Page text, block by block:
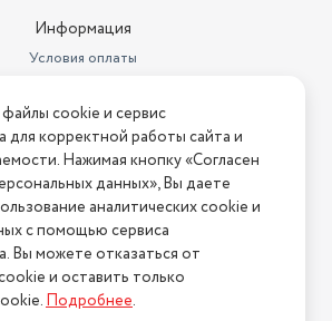
0.14
в
0.25
в
7
пластик
5 лет
Информация
Условия оплаты
Условия возврата
на сайте? Напишите нам
магазин "АстМаркет". У нас есть всё!
конфиденциальности
cookie и сервис
для корректной работы сайта и
Нажимая кнопку «Согласен
данных», Вы даете
аналитических cookie и
с помощью сервиса
Вы можете отказаться от
и оставить только
Подробнее.